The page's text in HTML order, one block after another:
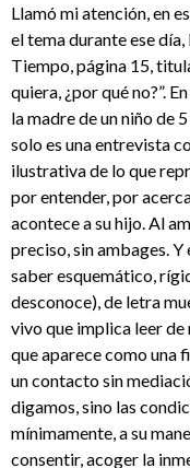
Llamó mi atención, en
el tema durante ese
Tiempo, página 15,
quiera, ¿por qué no?”.
la madre de un niño de
solo es una entrevista
ilustrativa de lo que
por entender, por
acontece a su hijo. Al
preciso, sin ambages. Y
saber esquemático,
desconoce), de letra
vivo que implica leer de
que aparece como una
un contacto sin
digamos, sino las
mínimamente, a su
consentir, acoger la